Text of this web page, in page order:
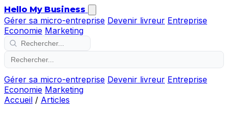
Hello My Business
Gérer sa micro-entreprise Devenir livreur Entreprise
Economie Marketing
Gérer sa micro-entreprise Devenir livreur Entreprise
Economie Marketing
Accueil / Articles